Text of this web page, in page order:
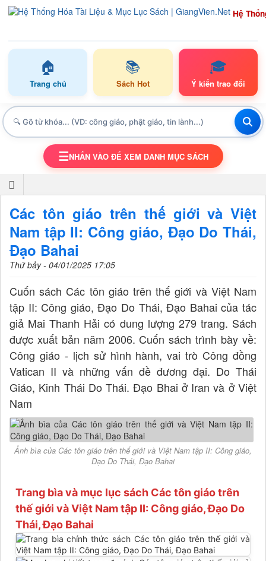
Hệ
🏠
Trang chủ
📚
Sách Hot
🎓
Ý kiến trao đổi
TOGGLE NAVIGATION
☰NHẤN VÀO ĐỂ XEM DANH MỤC SÁCH
Các tôn giáo trên thế giới và Việt
Nam tập II: Công giáo, Đạo Do Thái,
Đạo Bahai
Thứ bảy - 04/01/2025 17:05
Cuốn sách Các tôn giáo trên thế giới và Việt Nam
tập II: Công giáo, Đạo Do Thái, Đạo Bahai của tác
giả Mai Thanh Hải có dung lượng 279 trang. Sách
được xuất bản năm 2006. Cuốn sách trình bày về:
Công giáo - lịch sử hình hành, vai trò Công đồng
Vatican II và những vấn đề đương đại. Do Thái
Giáo, Kinh Thái Do Thái. Đạo Bhai ở Iran và ở Việt
Nam
Ảnh bìa của Các tôn giáo trên thế giới và Việt Nam tập II: Công giáo,
Đạo Do Thái, Đạo Bahai
Trang bìa và mục lục sách Các tôn giáo trên
thế giới và Việt Nam tập II: Công giáo, Đạo Do
Thái, Đạo Bahai